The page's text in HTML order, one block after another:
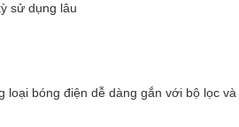
sử dụng lâu
loại bóng điện dễ dàng gắn với bộ lọc